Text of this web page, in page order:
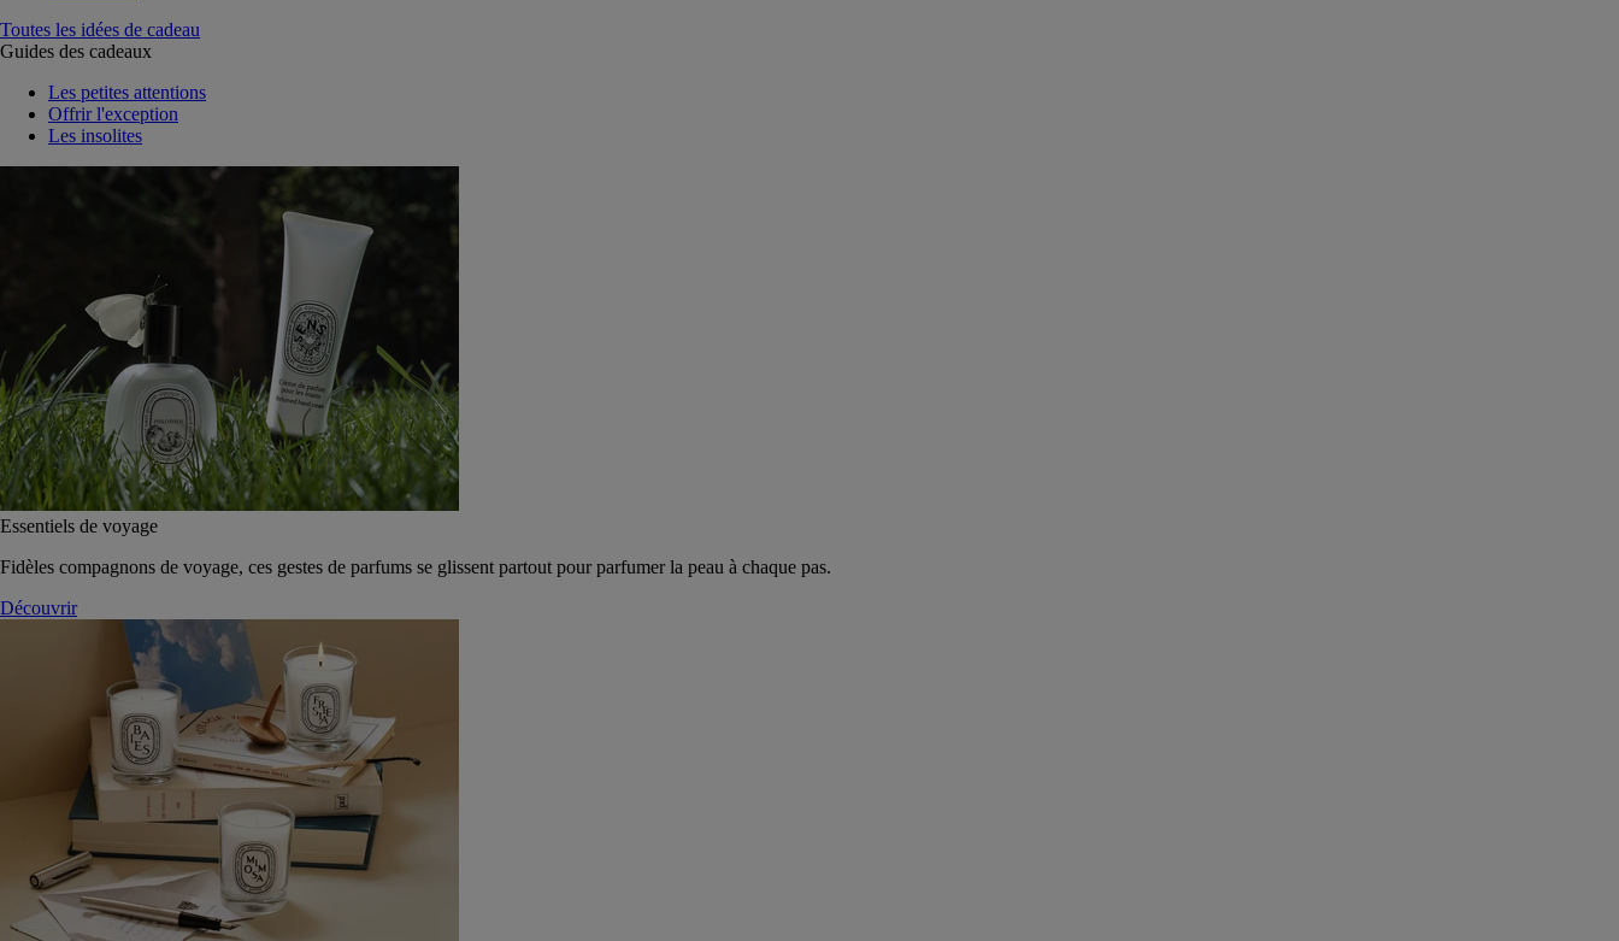
Toutes les idées de cadeau
Guides des cadeaux
Les petites attentions
Offrir l'exception
Les insolites
Essentiels de voyage
Fidèles compagnons de voyage, ces gestes de parfums se glissent partout pour parfumer la peau à chaque pas.
Découvrir